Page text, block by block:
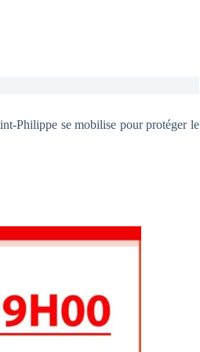
Philippe se mobilise pour protéger le